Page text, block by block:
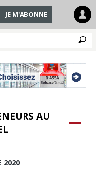
JE M'ABONNE
AU
2020